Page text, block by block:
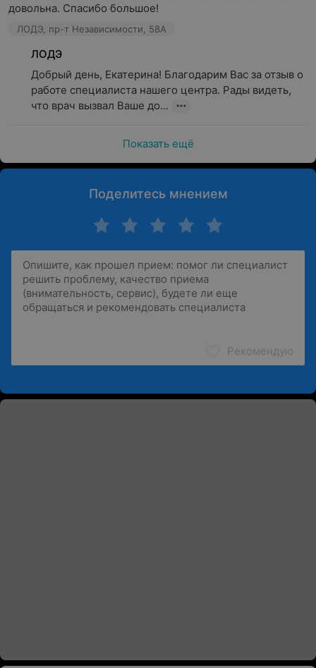
довольна. Спасибо большое!
ЛОДЭ, пр-т Независимости, 58А
ЛОДЭ
Добрый день, Екатерина! Благодарим Вас за отзыв о
работе специалиста нашего центра. Рады видеть,
что врач вызвал Ваше до...
Показать ещё
Поделитесь мнением
Рекомендую